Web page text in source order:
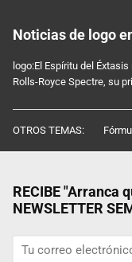
Noticias de logo
logo:El Espíritu del
Rolls-Royce Spectre, su
OTROS TEMAS:
RECIBE "Arranca
NEWSLETTER